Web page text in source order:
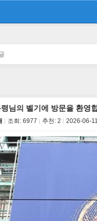
님의 벨기에 방문을 환영
조회: 6977 추천: 2 2026-06-